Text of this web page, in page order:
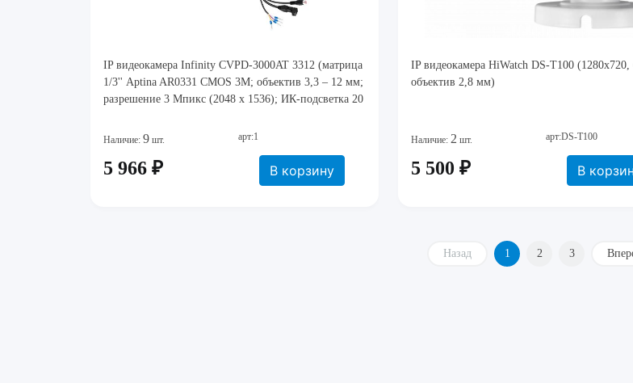
IP видеокамера Infinity CVPD-3000AT 3312 (матрица
1/3'' Aptina AR0331 CMOS 3M; объектив 3,3 – 12 мм;
разрешение 3 Мпикс (2048 х 1536); ИК-подсветка 20
Наличие: 9 шт. арт:1
5 966 ₽ В корзину
IP видеокамера HiWatch DS-T100 (1280х720,
объектив 2,8 мм)
Наличие:2 шт. арт:DS-T100
5 500 ₽ В
Назад 1 2 3